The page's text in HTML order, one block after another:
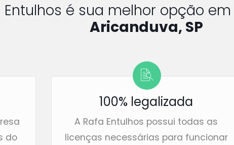
é sua melhor opção em
Aricanduva, SP
do
100% legalizada
A Rafa Entulhos possui todas as
licenças necessárias para funcionar